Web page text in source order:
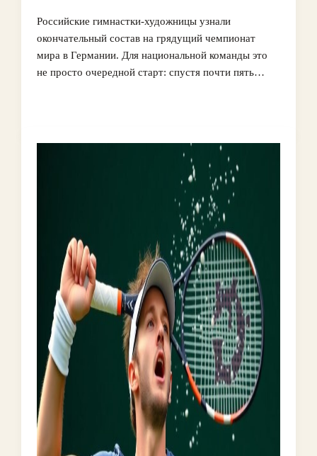
Российские гимнастки-художницы узнали
окончательный состав на грядущий чемпионат
мира в Германии. Для национальной команды это
не просто очередной старт: спустя почти пять…